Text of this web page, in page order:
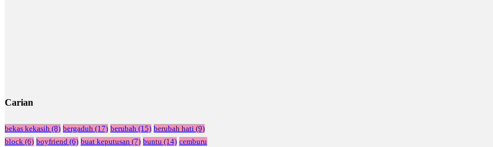
Carian
bekas kekasih (8) bergaduh (17) berubah (15) berubah hati (9)
block (6) boyfriend (6) buat keputusan (7) buntu (14) cemburu